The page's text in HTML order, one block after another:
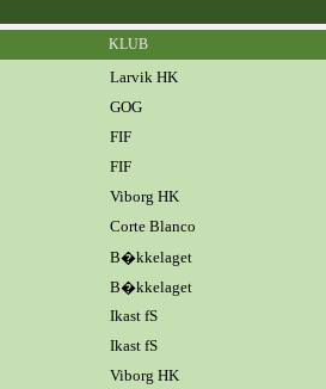
KLUB
Larvik HK
GOG
FIF
FIF
Viborg HK
Corte Blanco
B�kkelaget
B�kkelaget
Ikast fS
Ikast fS
Viborg HK